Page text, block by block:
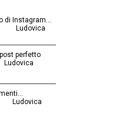
di Instagram…
Ludovica
perfetto
Ludovica
Ludovica